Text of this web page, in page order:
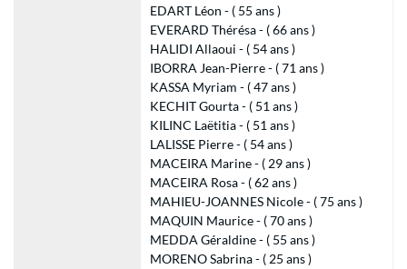
EDART Léon - ( 55 ans )
EVERARD Thérésa - ( 66 ans )
HALIDI Allaoui - ( 54 ans )
IBORRA Jean-Pierre - ( 71 ans )
KASSA Myriam - ( 47 ans )
KECHIT Gourta - ( 51 ans )
KILINC Laëtitia - ( 51 ans )
LALISSE Pierre - ( 54 ans )
MACEIRA Marine - ( 29 ans )
MACEIRA Rosa - ( 62 ans )
MAHIEU-JOANNES Nicole - ( 75 ans )
MAQUIN Maurice - ( 70 ans )
MEDDA Géraldine - ( 55 ans )
MORENO Sabrina - ( 25 ans )